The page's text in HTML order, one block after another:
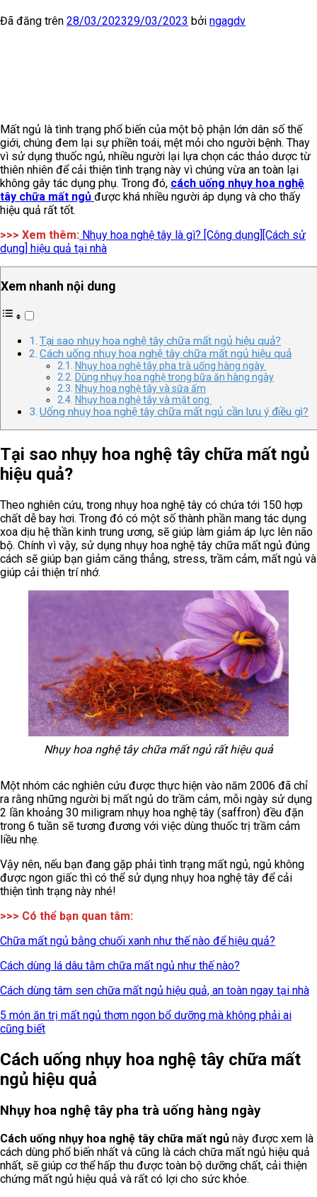
Đã đăng trên 28/03/202329/03/2023 bởi ngagdv
Mất ngủ là tình trạng phổ biến của một bộ phận lớn dân số thế
giới, chúng đem lại sự phiền toái, mệt mỏi cho người bệnh. Thay
vì sử dụng thuốc ngủ, nhiều người lại lựa chọn các thảo dược từ
thiên nhiên để cải thiện tình trạng này vì chúng vừa an toàn lại
không gây tác dụng phụ. Trong đó, cách uống nhụy hoa nghệ
tây chữa mất ngủ được khá nhiều người áp dụng và cho thấy
hiệu quả rất tốt.
>>> Xem thêm: Nhụy hoa nghệ tây là gì? [Công dụng][Cách sử
dụng] hiệu quả tại nhà
Xem nhanh nội dung
Tại sao nhụy hoa nghệ tây chữa mất ngủ hiệu quả?
Cách uống nhụy hoa nghệ tây chữa mất ngủ hiệu quả
Nhụy hoa nghệ tây pha trà uống hàng ngày
Dùng nhụy hoa nghệ trong bữa ăn hàng ngày
Nhụy hoa nghệ tây và sữa ấm
Nhụy hoa nghệ tây và mật ong
Uống nhụy hoa nghệ tây chữa mất ngủ cần lưu ý điều gì?
Tại sao nhụy hoa nghệ tây chữa mất ngủ
hiệu quả?
Theo nghiên cứu, trong nhụy hoa nghệ tây có chứa tới 150 hợp
chất dễ bay hơi. Trong đó có một số thành phần mang tác dụng
xoa dịu hệ thần kinh trung ương, sẽ giúp làm giảm áp lực lên não
bộ. Chính vì vậy, sử dụng nhụy hoa nghệ tây chữa mất ngủ đúng
cách sẽ giúp bạn giảm căng thẳng, stress, trầm cảm, mất ngủ và
giúp cải thiện trí nhớ.
Nhụy hoa nghệ tây chữa mất ngủ rất hiệu quả
Một nhóm các nghiên cứu được thực hiện vào năm 2006 đã chỉ
ra rằng những người bị mất ngủ do trầm cảm, mỗi ngày sử dụng
2 lần khoảng 30 miligram nhụy hoa nghệ tây (saffron) đều đặn
trong 6 tuần sẽ tương đương với việc dùng thuốc trị trầm cảm
liều nhẹ.
Vậy nên, nếu bạn đang gặp phải tình trạng mất ngủ, ngủ không
được ngon giấc thì có thể sử dụng nhụy hoa nghệ tây để cải
thiện tình trạng này nhé!
>>> Có thể bạn quan tâm:
Chữa mất ngủ bằng chuối xanh như thế nào để hiệu quả?
Cách dùng lá dâu tằm chữa mất ngủ như thế nào?
Cách dùng tâm sen chữa mất ngủ hiệu quả, an toàn ngay tại nhà
5 món ăn trị mất ngủ thơm ngon bổ dưỡng mà không phải ai
cũng biết
Cách uống nhụy hoa nghệ tây chữa mất
ngủ hiệu quả
Nhụy hoa nghệ tây pha trà uống hàng ngày
Cách uống nhụy hoa nghệ tây chữa mất ngủ này được xem là
cách dùng phổ biến nhất và cũng là cách chữa mất ngủ hiệu quả
nhất, sẽ giúp cơ thể hấp thu được toàn bộ dưỡng chất, cải thiện
chứng mất ngủ hiệu quả và rất có lợi cho sức khỏe.